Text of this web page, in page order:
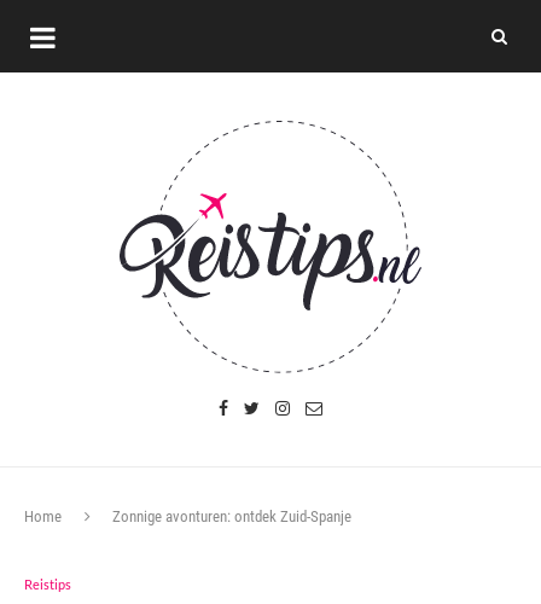
Home Zonnige avonturen: ontdek Zuid-Spanje
Reistips